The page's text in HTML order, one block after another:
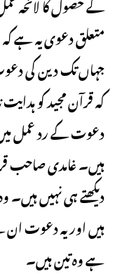
متعلق دعوی یہ ہے
جہاں تک دین کی
کہ قرآن مجید کو
دعوت کے رد عمل میں
ہیں۔ غامدی صاحب
دیکھتے ہی نہیں
ہیں اور یہ دعوت
ہے وہ تین ہیں۔